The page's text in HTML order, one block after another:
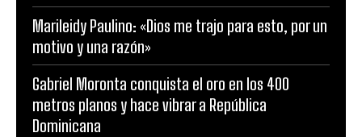
Marileidy Paulino: «Dios me trajo para esto, por un
motivo y una razón»
Gabriel Moronta conquista el oro en los 400
metros planos y hace vibrar a República
Dominicana